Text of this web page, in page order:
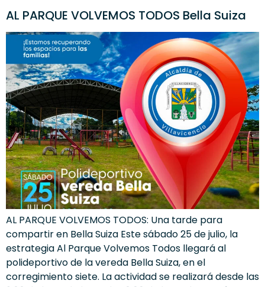
AL PARQUE VOLVEMOS TODOS Bella Suiza
AL PARQUE VOLVEMOS TODOS: Una tarde para
compartir en Bella Suiza Este sábado 25 de julio, la
estrategia Al Parque Volvemos Todos llegará al
polideportivo de la vereda Bella Suiza, en el
corregimiento siete. La actividad se realizará desde las